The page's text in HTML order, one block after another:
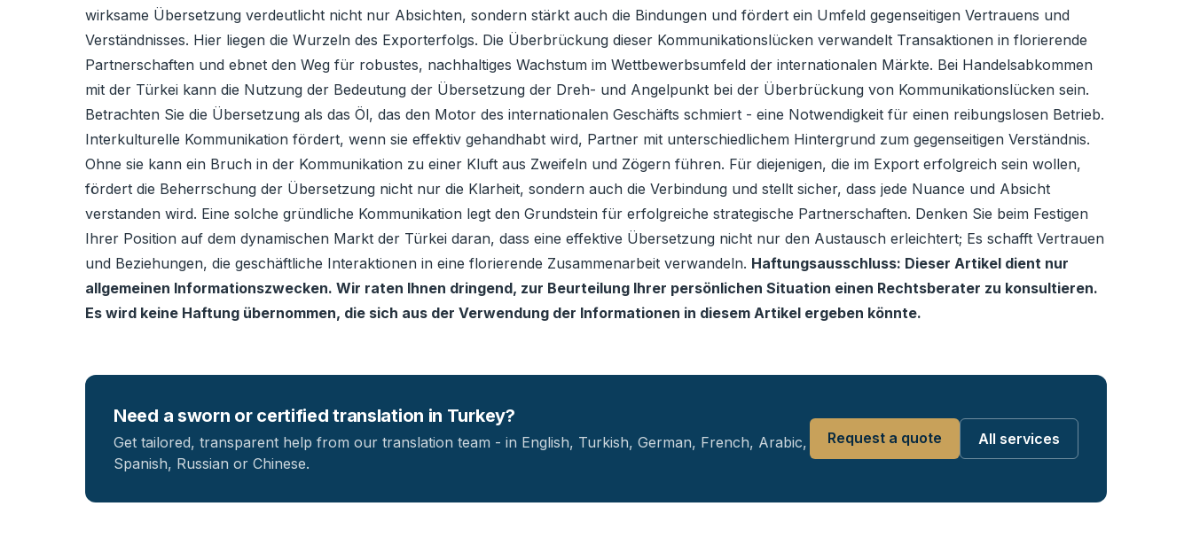
wirksame Übersetzung verdeutlicht nicht nur Absichten, sondern stärkt auch die Bindungen und fördert ein Umfeld gegenseitigen Vertrauens und
Verständnisses. Hier liegen die Wurzeln des Exporterfolgs. Die Überbrückung dieser Kommunikationslücken verwandelt Transaktionen in florierende
Partnerschaften und ebnet den Weg für robustes, nachhaltiges Wachstum im Wettbewerbsumfeld der internationalen Märkte. Bei Handelsabkommen
mit der Türkei kann die Nutzung der Bedeutung der Übersetzung der Dreh- und Angelpunkt bei der Überbrückung von Kommunikationslücken sein.
Betrachten Sie die Übersetzung als das Öl, das den Motor des internationalen Geschäfts schmiert - eine Notwendigkeit für einen reibungslosen Betrieb.
Interkulturelle Kommunikation fördert, wenn sie effektiv gehandhabt wird, Partner mit unterschiedlichem Hintergrund zum gegenseitigen Verständnis.
Ohne sie kann ein Bruch in der Kommunikation zu einer Kluft aus Zweifeln und Zögern führen. Für diejenigen, die im Export erfolgreich sein wollen,
fördert die Beherrschung der Übersetzung nicht nur die Klarheit, sondern auch die Verbindung und stellt sicher, dass jede Nuance und Absicht
verstanden wird. Eine solche gründliche Kommunikation legt den Grundstein für erfolgreiche strategische Partnerschaften. Denken Sie beim Festigen
Ihrer Position auf dem dynamischen Markt der Türkei daran, dass eine effektive Übersetzung nicht nur den Austausch erleichtert; Es schafft Vertrauen
und Beziehungen, die geschäftliche Interaktionen in eine florierende Zusammenarbeit verwandeln. Haftungsausschluss: Dieser Artikel dient nur
allgemeinen Informationszwecken. Wir raten Ihnen dringend, zur Beurteilung Ihrer persönlichen Situation einen Rechtsberater zu konsultieren.
Es wird keine Haftung übernommen, die sich aus der Verwendung der Informationen in diesem Artikel ergeben könnte.
Need a sworn or certified translation in Turkey?
Get tailored, transparent help from our translation team - in English, Turkish, German, French, Arabic,
Spanish, Russian or Chinese.
Request a quote All services